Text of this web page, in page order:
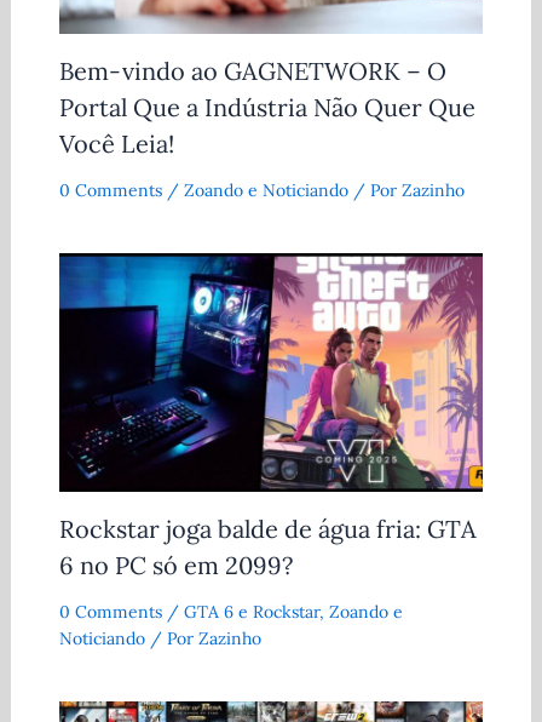
Bem-vindo ao GAGNETWORK – O
Portal Que a Indústria Não Quer Que
Você Leia!
0 Comments / Zoando e Noticiando/ Por Zazinho
Rockstar joga balde de água fria: GTA
6 no PC só em 2099?
0 Comments / GTA 6 e Rockstar, Zoando e
Noticiando/ Por Zazinho